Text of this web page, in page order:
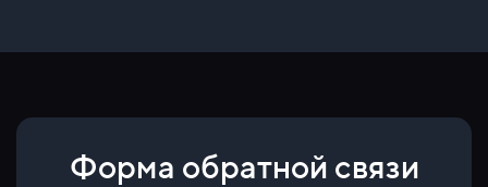
Форма обратной связи